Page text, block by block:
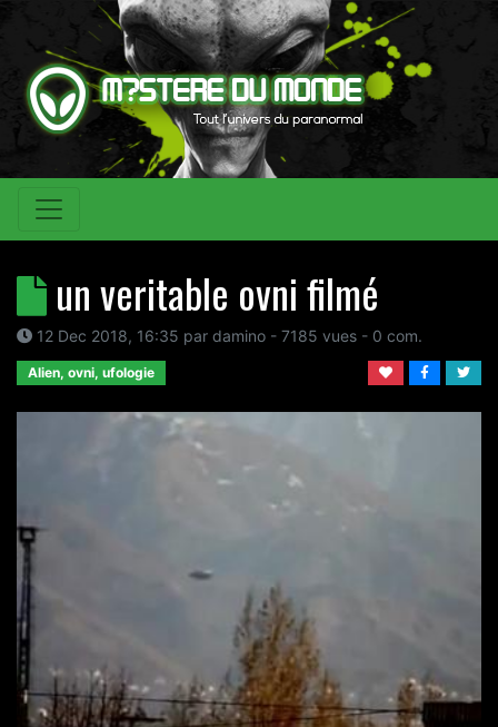
un veritable ovni filmé
12 Dec 2018, 16:35 par damino - 7185 vues - 0 com.
Alien, ovni, ufologie